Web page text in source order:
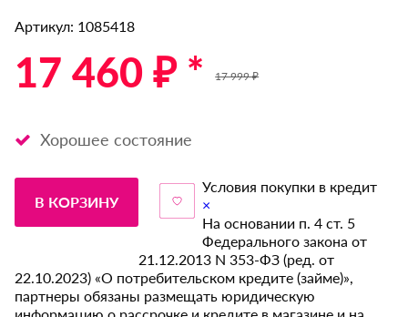
Артикул: 1085418
17 460 ₽ * 17 999 ₽
Хорошее состояние
В КОРЗИНУ
Условия покупки в кредит
×
На основании п. 4 ст. 5
Федерального закона от
21.12.2013 N 353-ФЗ (ред. от
22.10.2023) «О потребительском кредите (займе)»,
партнеры обязаны размещать юридическую